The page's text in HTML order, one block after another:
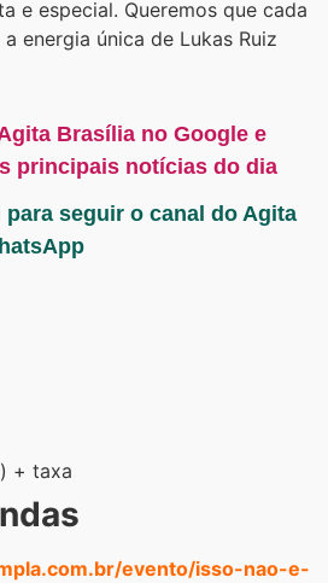
e especial. Queremos que cada
energia única de Lukas Ruiz
Brasília no Google e
principais notícias do dia
para seguir o canal do Agita
+ taxa
evento/isso-nao-e-